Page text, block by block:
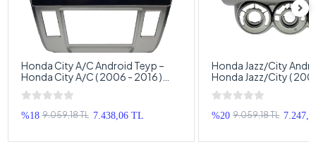
Honda City A/C Android Teyp –
Honda City A/C ( 2006 - 2016 )
Oem Android Multimedya – Honda
City A/C Android Double Teyp
%18 9.059,18 TL 7.438,06 TL
Honda Jazz/City
Honda Jazz/City (
Oem Android
Jazz/City Android
%20 9.059,18 TL